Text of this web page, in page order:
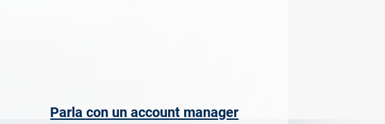
Parla con un account manager